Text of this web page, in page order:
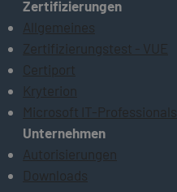
Zertifizierungen
Allgemeines
Zertifizierungstest - VUE
Certiport
Kryterion
Microsoft IT-Professionals
Unternehmen
Autorisierungen
Downloads